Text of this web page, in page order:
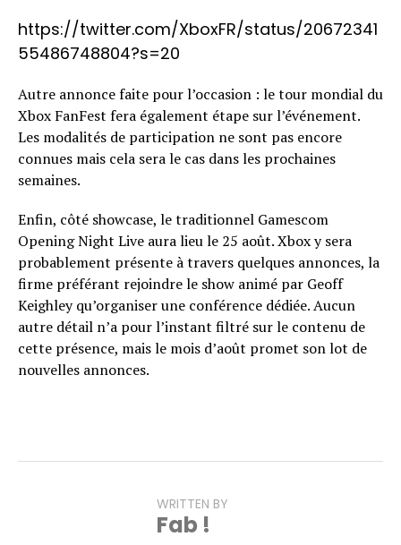
https://twitter.com/XboxFR/status/20672341
55486748804?s=20
Autre annonce faite pour l’occasion : le tour mondial du
Xbox FanFest fera également étape sur l’événement.
Les modalités de participation ne sont pas encore
connues mais cela sera le cas dans les prochaines
semaines.
Enfin, côté showcase, le traditionnel Gamescom
Opening Night Live aura lieu le 25 août. Xbox y sera
probablement présente à travers quelques annonces, la
firme préférant rejoindre le show animé par Geoff
Keighley qu’organiser une conférence dédiée. Aucun
autre détail n’a pour l’instant filtré sur le contenu de
cette présence, mais le mois d’août promet son lot de
nouvelles annonces.
WRITTEN BY
Fab !